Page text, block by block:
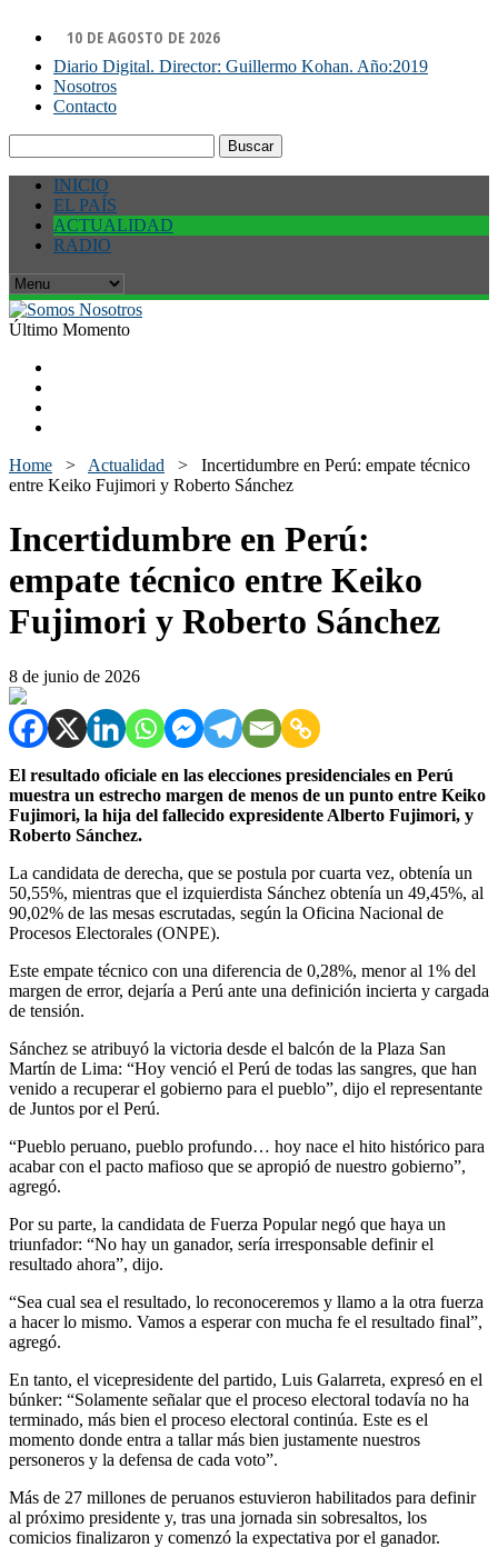
10 DE AGOSTO DE 2026
Diario Digital. Director: Guillermo Kohan. Año:2019
Nosotros
Contacto
INICIO
EL PAÍS
ACTUALIDAD
RADIO
Último Momento
Home > Actualidad > Incertidumbre en Perú: empate técnico
entre Keiko Fujimori y Roberto Sánchez
Incertidumbre en Perú:
empate técnico entre Keiko
Fujimori y Roberto Sánchez
8 de junio de 2026
El resultado oficiale en las elecciones presidenciales en Perú
muestra un estrecho margen de menos de un punto entre Keiko
Fujimori, la ⁠hija del fallecido expresidente Alberto Fujimori, y
Roberto Sánchez.
La candidata de derecha, que se postula por cuarta vez, obtenía un
50,55%, mientras que el izquierdista Sánchez obtenía un 49,45%, al
90,02% de las mesas escrutadas, según la Oficina Nacional de
Procesos ‌Electorales (ONPE).
Este empate técnico con una diferencia de 0,28%, menor al 1% del
margen de error, dejaría a Perú ante una definición incierta y cargada
de tensión.
Sánchez se atribuyó la victoria desde el balcón de la Plaza San
Martín de Lima: “Hoy venció el Perú de todas las sangres, que han
venido a recuperar el gobierno para el pueblo”, dijo el representante
de Juntos por el Perú.
“Pueblo peruano, pueblo profundo… hoy nace el hito histórico para
acabar con el pacto mafioso que se apropió de nuestro gobierno”,
agregó.
Por su parte, la candidata de Fuerza Popular negó que haya un
triunfador: “No hay un ganador, sería irresponsable definir el
resultado ahora”, dijo.
“Sea cual sea el resultado, lo reconoceremos y llamo a la otra fuerza
a hacer lo mismo. Vamos a esperar con mucha fe el resultado final”,
agregó.
En tanto, el vicepresidente del partido, Luis Galarreta, expresó en el
búnker: “Solamente señalar que el proceso electoral todavía no ha
terminado, más bien el proceso electoral continúa. Este es el
momento donde entra a tallar más bien justamente nuestros
personeros y la defensa de cada voto”.
Más de 27 millones de peruanos estuvieron habilitados para definir
al próximo presidente y, tras una jornada sin sobresaltos, los
comicios finalizaron y comenzó la expectativa por el ganador.